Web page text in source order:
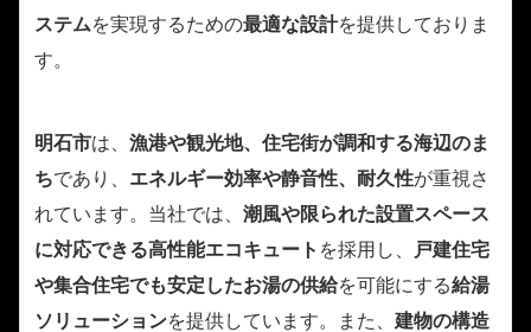
ステムを実現するための最適な設計を提供しておりま
す。
明石市は、 漁港や観光地、住宅街が調和する海辺のま
ちであり、 エネルギー効率や静音性、耐久性が重視さ
れています。当社では、 潮風や限られた設置スペース
に対応できる高性能エコキュート を採用し、
戸建住宅
や集合住宅でも安定したお湯の供給を可能にする給湯
ソリューションを提供しています。また、 建物の構造